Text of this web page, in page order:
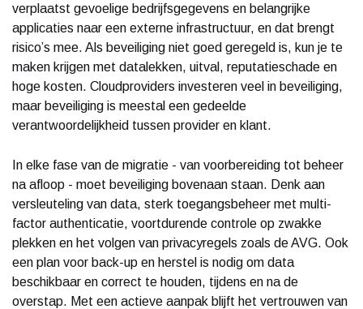
verplaatst gevoelige bedrijfsgegevens en belangrijke
applicaties naar een externe infrastructuur, en dat brengt
risico’s mee. Als beveiliging niet goed geregeld is, kun je te
maken krijgen met datalekken, uitval, reputatieschade en
hoge kosten. Cloudproviders investeren veel in beveiliging,
maar beveiliging is meestal een gedeelde
verantwoordelijkheid tussen provider en klant.
In elke fase van de migratie - van voorbereiding tot beheer
na afloop - moet beveiliging bovenaan staan. Denk aan
versleuteling van data, sterk toegangsbeheer met multi-
factor authenticatie, voortdurende controle op zwakke
plekken en het volgen van privacyregels zoals de AVG. Ook
een plan voor back-up en herstel is nodig om data
beschikbaar en correct te houden, tijdens en na de
overstap. Met een actieve aanpak blijft het vertrouwen van